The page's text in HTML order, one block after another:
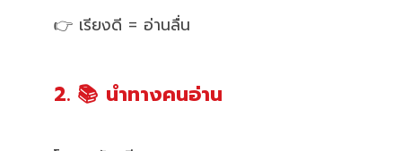
👉 เรียงดี = อ่านลื่น
2. 📚 นำทางคนอ่าน